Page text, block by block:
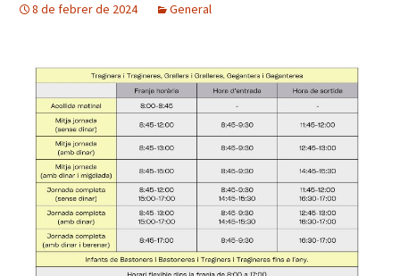
8 de febrer de 2024 General